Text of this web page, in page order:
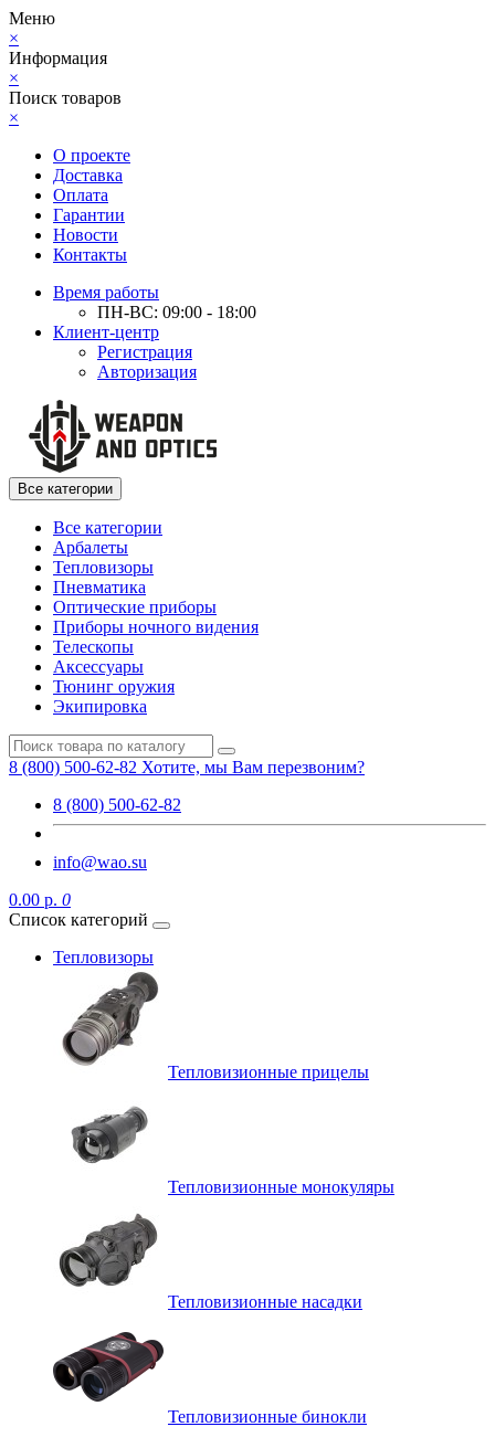
Меню
×
Информация
×
Поиск товаров
×
О проекте
Доставка
Оплата
Гарантии
Новости
Контакты
Время работы
ПН-ВС: 09:00 - 18:00
Клиент-центр
Регистрация
Авторизация
Все категории
Все категории
Арбалеты
Тепловизоры
Пневматика
Оптические приборы
Приборы ночного видения
Телескопы
Аксессуары
Тюнинг оружия
Экипировка
8 (800) 500-62-82 Хотите, мы Вам перезвоним?
8 (800) 500-62-82
info@wao.su
0.00 р. 0
Список категорий
Тепловизоры
Тепловизионные прицелы
Тепловизионные монокуляры
Тепловизионные насадки
Тепловизионные бинокли